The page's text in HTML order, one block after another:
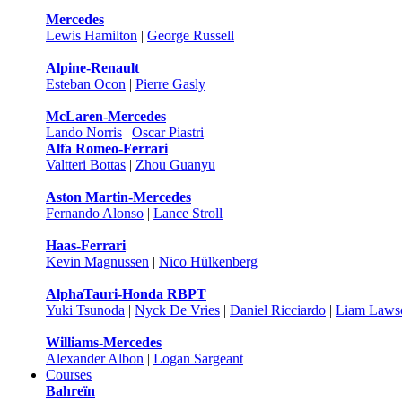
Mercedes
Lewis Hamilton | George Russell
Alpine-Renault
Esteban Ocon | Pierre Gasly
McLaren-Mercedes
Lando Norris | Oscar Piastri
Alfa Romeo-Ferrari
Valtteri Bottas | Zhou Guanyu
Aston Martin-Mercedes
Fernando Alonso | Lance Stroll
Haas-Ferrari
Kevin Magnussen | Nico Hülkenberg
AlphaTauri-Honda RBPT
Yuki Tsunoda | Nyck De Vries | Daniel Ricciardo | Liam
Williams-Mercedes
Alexander Albon | Logan Sargeant
Courses
Bahreïn